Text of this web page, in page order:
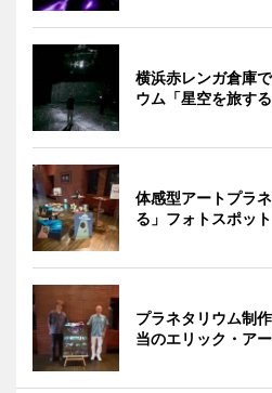
横浜赤レンガ倉庫
ウム「星空を旅す
体感型アートプラ
る」フォトスポット
プラネタリウム制
当のエリック・ア